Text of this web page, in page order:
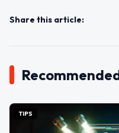
Share this article:
TIPS